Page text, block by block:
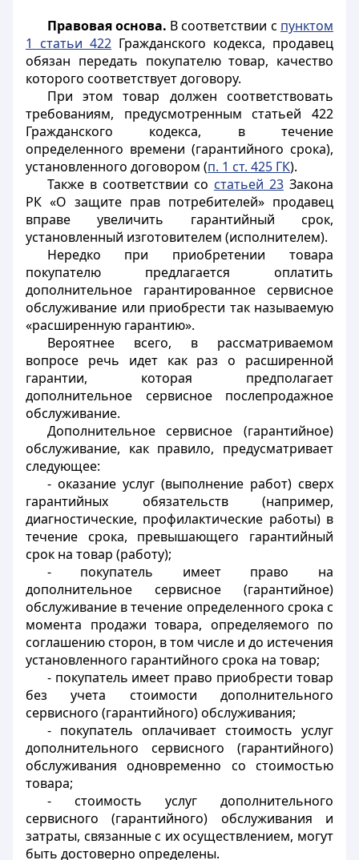
Правовая основа. В соответствии с пунктом
1 статьи 422 Гражданского кодекса, продавец
обязан передать покупателю товар, качество
которого соответствует договору.
При этом товар должен соответствовать
требованиям, предусмотренным статьей 422
Гражданского кодекса, в течение
определенного времени (гарантийного срока),
установленного договором (п. 1 ст. 425 ГК).
Также в соответствии со статьей 23Закона
РК «О защите прав потребителей» продавец
вправе увеличить гарантийный срок,
установленный изготовителем (исполнителем).
Нередко при приобретении товара
покупателю предлагается оплатить
дополнительное гарантированное сервисное
обслуживание или приобрести так называемую
«расширенную гарантию».
Вероятнее всего, в рассматриваемом
вопросе речь идет как раз о расширенной
гарантии, которая предполагает
дополнительное сервисное послепродажное
обслуживание.
Дополнительное сервисное (гарантийное)
обслуживание, как правило, предусматривает
следующее:
- оказание услуг (выполнение работ) сверх
гарантийных обязательств (например,
диагностические, профилактические работы) в
течение срока, превышающего гарантийный
срок на товар (работу);
- покупатель имеет право на
дополнительное сервисное (гарантийное)
обслуживание в течение определенного срока с
момента продажи товара, определяемого по
соглашению сторон, в том числе и до истечения
установленного гарантийного срока на товар;
- покупатель имеет право приобрести товар
без учета стоимости дополнительного
сервисного (гарантийного) обслуживания;
- покупатель оплачивает стоимость услуг
дополнительного сервисного (гарантийного)
обслуживания одновременно со стоимостью
товара;
- стоимость услуг дополнительного
сервисного (гарантийного) обслуживания и
затраты, связанные с их осуществлением, могут
быть достоверно определены.